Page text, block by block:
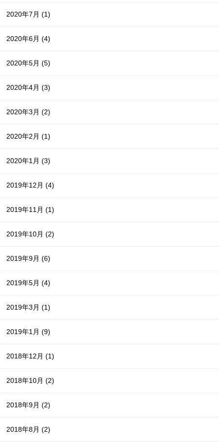
2020年7月(1)
2020年6月(4)
2020年5月(5)
2020年4月(3)
2020年3月(2)
2020年2月(1)
2020年1月(3)
2019年12月(4)
2019年11月(1)
2019年10月(2)
2019年9月(6)
2019年5月(4)
2019年3月(1)
2019年1月(9)
2018年12月(1)
2018年10月(2)
2018年9月(2)
2018年8月(2)